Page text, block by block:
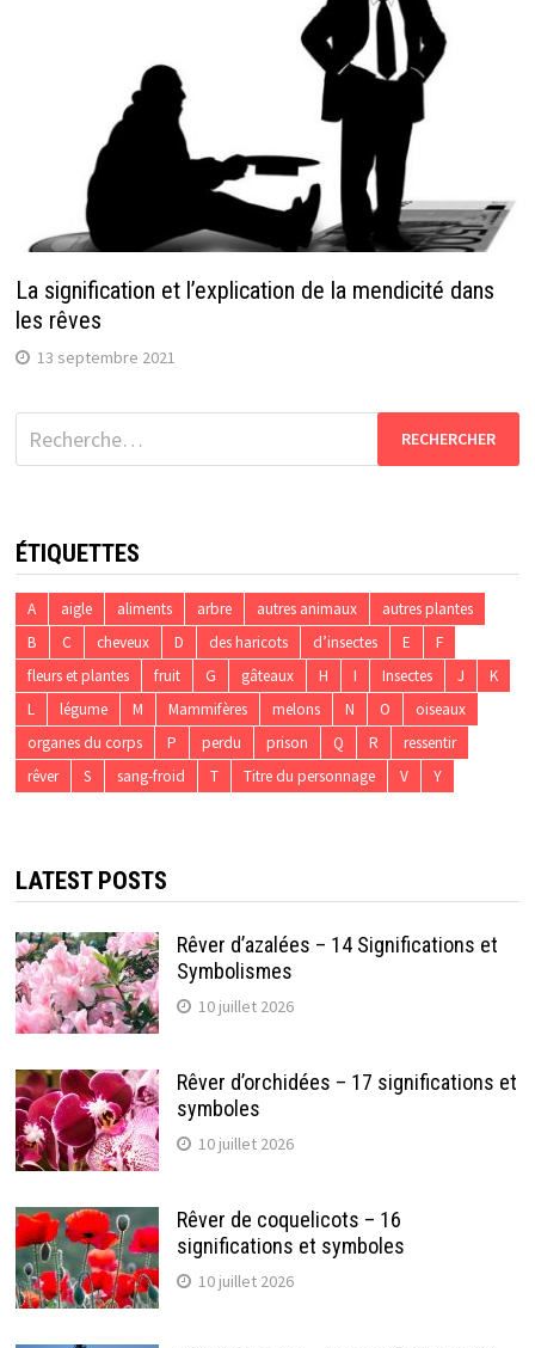
La signification et l’explication de la mendicité dans
les rêves
13 septembre 2021
Rechercher :
ÉTIQUETTES
A aigle aliments arbre autres animaux
autres plantes
B
C cheveux D des haricots d’insectes E
F
fleurs et plantes
fruit G gâteaux H I Insectes J
K
L
légume M Mammifères melons N O
oiseaux
organes du corps
P perdu prison Q R
ressentir
rêver
S sang-froid T Titre du personnage V Y
LATEST POSTS
Rêver d’azalées – 14 Significations et
Symbolismes
10 juillet 2026
Rêver d’orchidées – 17 significations et
symboles
10 juillet 2026
Rêver de coquelicots – 16
significations et symboles
10 juillet 2026